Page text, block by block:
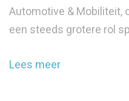
Automotive & Mobiliteit,
een steeds grotere rol
Lees meer